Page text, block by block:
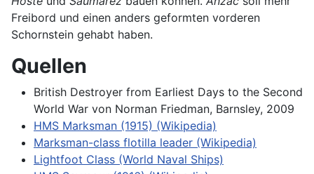
Freibord und einen anders geformten vorderen
Schornstein gehabt haben.
Quellen
British Destroyer from Earliest Days to the Second
World War von Norman Friedman, Barnsley, 2009
HMS Marksman (1915) (Wikipedia)
Marksman-class flotilla leader (Wikipedia)
Lightfoot Class (World Naval Ships)